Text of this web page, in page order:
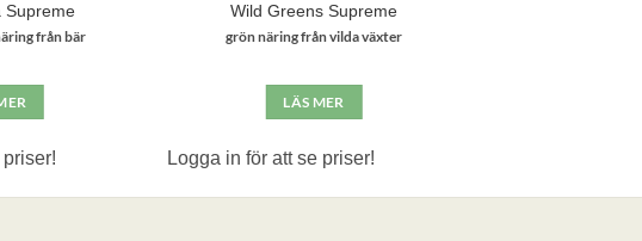
Supreme
från bär
Wild Greens Supreme
grön näring från vilda växter
LÄS MER
Logga in för att se priser!